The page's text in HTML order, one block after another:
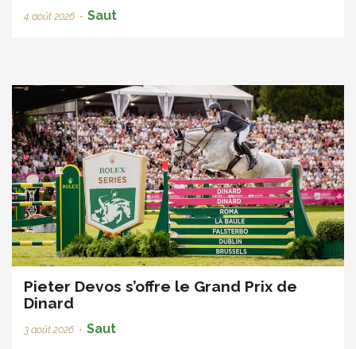
4 août 2026 • Saut
Pieter Devos s’offre le Grand Prix de
Dinard
3 août 2026 • Saut